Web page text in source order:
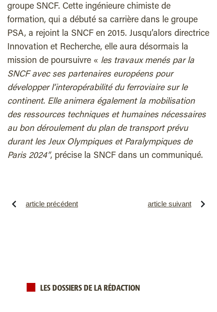
groupe SNCF. Cette ingénieure chimiste de
formation, qui a débuté sa carrière dans le groupe
PSA, a rejoint la SNCF en 2015. Jusqu’alors directrice
Innovation et Recherche, elle aura désormais la
mission de poursuivre « les travaux menés par la
SNCF avec ses partenaires européens pour
développer l’interopérabilité du ferroviaire sur le
continent. Elle animera également la mobilisation
des ressources techniques et humaines nécessaires
au bon déroulement du plan de transport prévu
durant les Jeux Olympiques et Paralympiques de
Paris 2024″, précise la SNCF dans un communiqué.
article précédent article suivant
LES DOSSIERS DE LA RÉDACTION